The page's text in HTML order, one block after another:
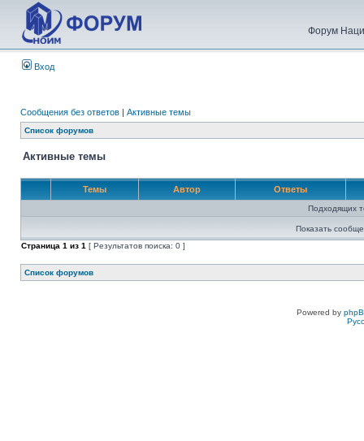
Форум
Вход
Сообщения без ответов | Активные темы
Список форумов
Активные темы
Темы Автор Ответы
Подходящих
Показать
Страница 1 из 1 [ Результатов поиска: 0 ]
Список форумов
Powered by